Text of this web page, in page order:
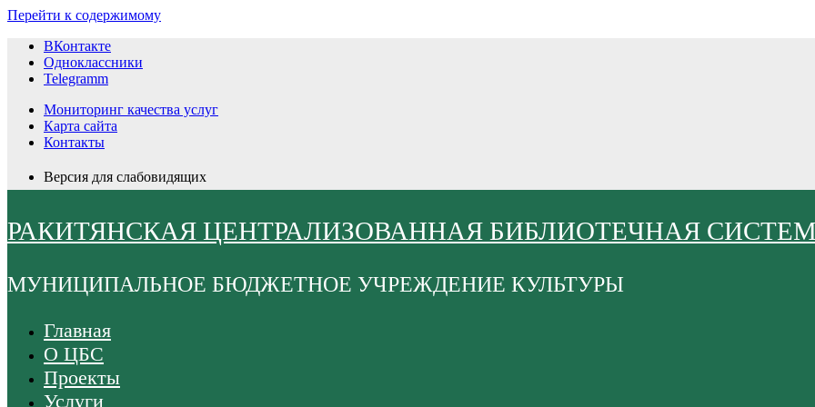
Перейти к содержимому
ВКонтакте
Одноклассники
Telegramm
Мониторинг качества услуг
Карта сайта
Контакты
Версия для слабовидящих
РАКИТЯНСКАЯ ЦЕНТРАЛИЗОВАННАЯ БИБЛИОТЕЧНАЯ
МУНИЦИПАЛЬНОЕ БЮДЖЕТНОЕ УЧРЕЖДЕНИЕ КУЛЬТУРЫ
Главная
О ЦБС
Проекты
Услуги